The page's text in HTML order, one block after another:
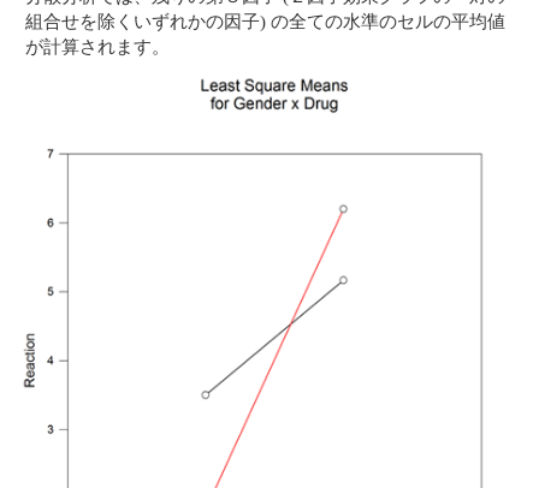
組合せを除くいずれかの因子) の全ての水準のセルの平均値
が計算されます。